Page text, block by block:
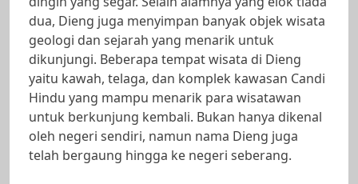
dua, Dieng juga menyimpan banyak objek wisata
geologi dan sejarah yang menarik untuk
dikunjungi. Beberapa tempat wisata di Dieng
yaitu kawah, telaga, dan komplek kawasan Candi
Hindu yang mampu menarik para wisatawan
untuk berkunjung kembali. Bukan hanya dikenal
oleh negeri sendiri, namun nama Dieng juga
telah bergaung hingga ke negeri seberang.